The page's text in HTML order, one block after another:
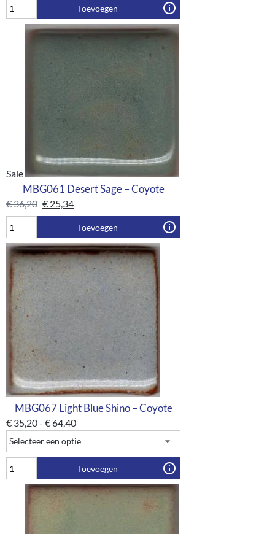
Toevoegen
Sale
MBG061 Desert Sage – Coyote
€36,20 € 25,34
Toevoegen
MBG067 Light Blue Shino – Coyote
€ 35,20- €64,40
Toevoegen